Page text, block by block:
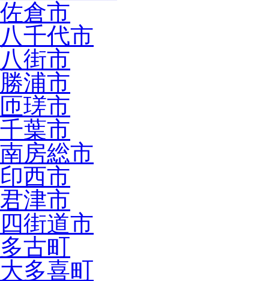
佐倉市
八千代市
八街市
勝浦市
匝瑳市
千葉市
南房総市
印西市
君津市
四街道市
多古町
大多喜町